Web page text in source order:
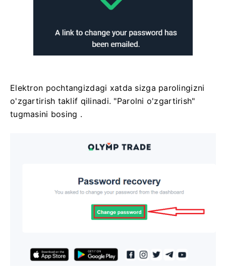
Elektron pochtangizdagi xatda sizga parolingizni
o'zgartirish taklif qilinadi. "Parolni o'zgartirish"
tugmasini bosing .